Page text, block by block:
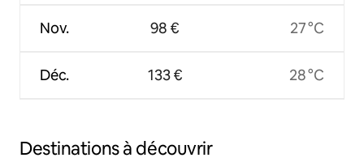
Nov.
Déc.
98 €
133 €
27 °C
28 °C
Destinations à découvrir